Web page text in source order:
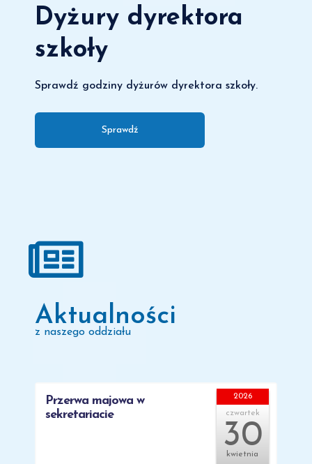
Dyżury dyrektora
szkoły
Sprawdź godziny dyżurów dyrektora szkoły.
Sprawdź
Aktualności
z naszego oddziału
Przerwa majowa w
sekretariacie
2026
czwartek
30
kwietnia